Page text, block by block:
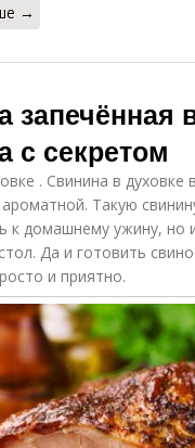
→
запечённая
с секретом
. Свинина в духовке
Такую
к домашнему ужину, но
Да и готовить
и приятно.